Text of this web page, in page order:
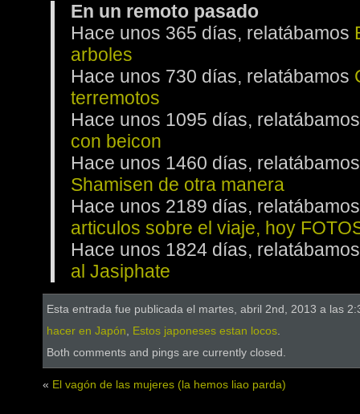
En un remoto pasado
Hace unos 365 días, relatábamos
arboles
Hace unos 730 días, relatábamos
terremotos
Hace unos 1095 días,
con beicon
Hace unos 1460 días,
Shamisen de otra manera
Hace unos 2189 días,
articulos sobre el viaje, hoy
Hace unos 1824 días,
al Jasiphate
Esta entrada fue publicada el martes, abril 2nd, 2013 a las
hacer en Japón, Estos japoneses estan locos.
Both comments and pings are currently closed.
« El vagón de las mujeres (la hemos liao parda)